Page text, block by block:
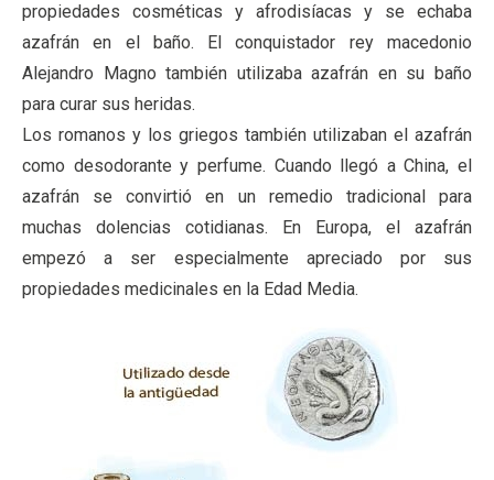
propiedades cosméticas y afrodisíacas y se echaba
azafrán en el baño. El conquistador rey macedonio
Alejandro Magno también utilizaba azafrán en su baño
para curar sus heridas.
Los romanos y los griegos también utilizaban el azafrán
como desodorante y perfume. Cuando llegó a China, el
azafrán se convirtió en un remedio tradicional para
muchas dolencias cotidianas. En Europa, el azafrán
empezó a ser especialmente apreciado por sus
propiedades medicinales en la Edad Media.